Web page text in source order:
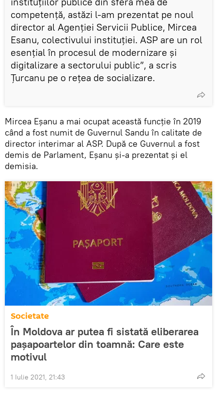
competenţă, astăzi l-am prezentat pe noul
director al Agenției Servicii Publice, Mircea
Esanu, colectivului instituției. ASP are un rol
esențial în procesul de modernizare și
digitalizare a sectorului public”, a scris
Țurcanu pe o rețea de socializare.
Mircea Eșanu a mai ocupat această funcție în 2019
când a fost numit de Guvernul Sandu în calitate de
director interimar al ASP. După ce Guvernul a fost
demis de Parlament, Eșanu și-a prezentat și el
demisia.
Societate
În Moldova ar putea fi sistată eliberarea
pașapoartelor din toamnă: Care este
motivul
1 Iulie 2021, 21:43